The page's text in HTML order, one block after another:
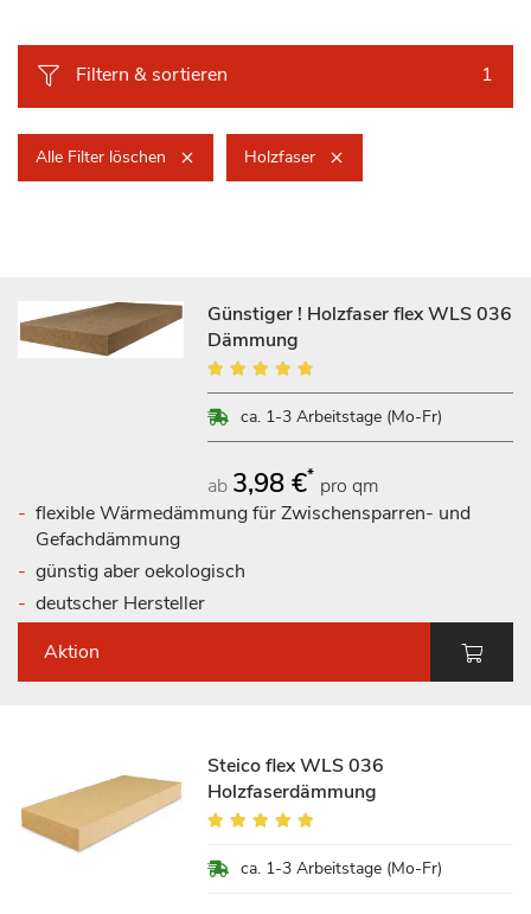
Filtern & sortieren 1
Alle Filter löschen Holzfaser
Günstiger ! Holzfaser flex WLS 036
Dämmung
Bewertung:
92%
ca. 1-3 Arbeitstage (Mo-Fr)
ab 3,98 €* pro qm
flexible Wärmedämmung für Zwischensparren- und
Gefachdämmung
günstig aber oekologisch
deutscher Hersteller
Aktion
Steico flex WLS 036
Holzfaserdämmung
Bewertung:
ca. 1-3 Arbeitstage (Mo-Fr)